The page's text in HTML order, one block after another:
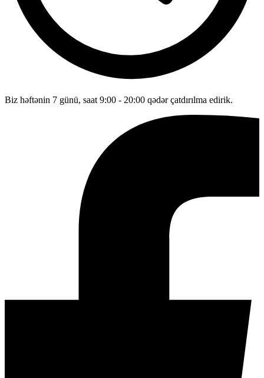
Biz həftənin 7 günü, saat 9:00 - 20:00 qədər çatdırılma edirik.